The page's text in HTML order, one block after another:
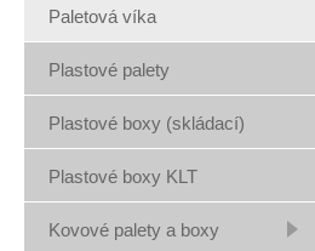
Paletová víka
Plastové palety
Plastové boxy (skládací)
Plastové boxy KLT
Kovové palety a boxy